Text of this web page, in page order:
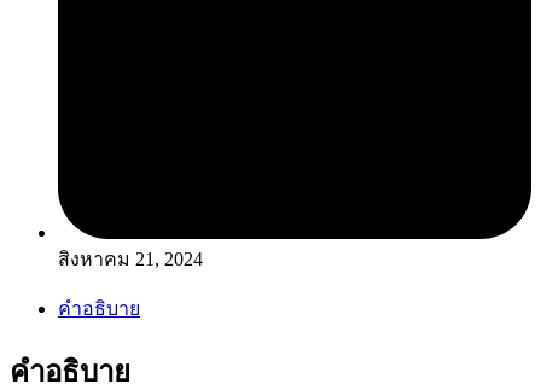
สิงหาคม 21, 2024
คำอธิบาย
คำอธิบาย